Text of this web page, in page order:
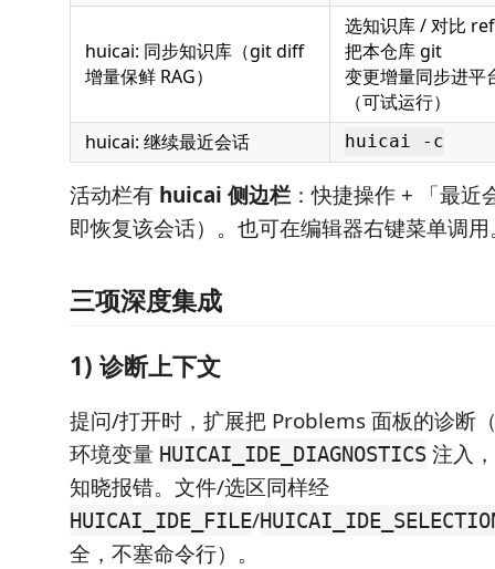
huicai: 同步知识库（git diff
增量保鲜 RAG）
选知识库 / 对比
把本仓库 git
变更增量同步进平
（可试运行）
huicai: 继续最近会话
huicai -c
活动栏有 huicai 侧边栏：快捷操作 + 「最近
即恢复该会话）。也可在编辑器右键菜单调用
三项深度集成
1) 诊断上下文
提问/打开时，扩展把 Problems 面板的诊断
环境变量 HUICAI_IDE_DIAGNOSTICS 注入
知晓报错。文件/选区同样经
HUICAI_IDE_FILE/
全，不塞命令行）。